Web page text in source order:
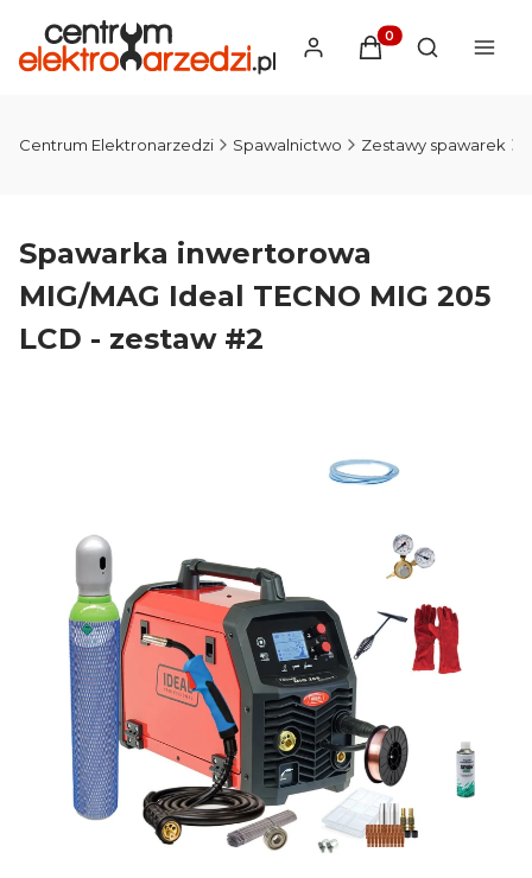
Produkty w
Otwórz
Centrum Elektronarzedzi Spawalnictwo Zestawy spawarek
Spawarka inwertorowa
MIG/MAG Ideal TECNO MIG 205
LCD - zestaw #2